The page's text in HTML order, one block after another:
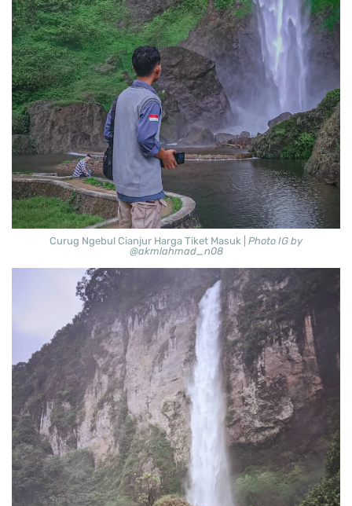
Curug Ngebul Cianjur Harga Tiket Masuk | Photo IG by
@akmlahmad_n08